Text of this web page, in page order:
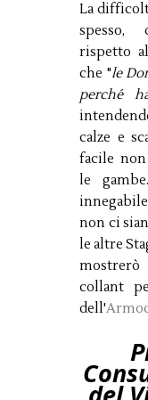
La
rispetto
che "le
perché
calze e
facile non
le
non ci
le altre
collant
dell'